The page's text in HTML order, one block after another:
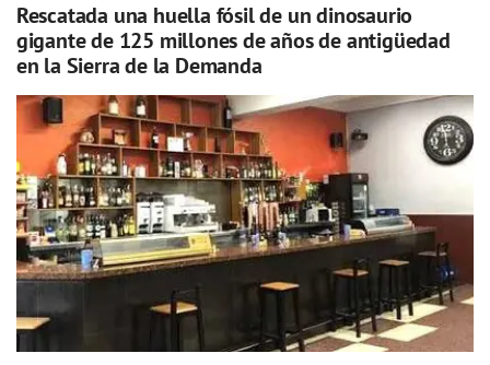
Rescatada una huella fósil de un dinosaurio
gigante de 125 millones de años de antigüedad
en la Sierra de la Demanda